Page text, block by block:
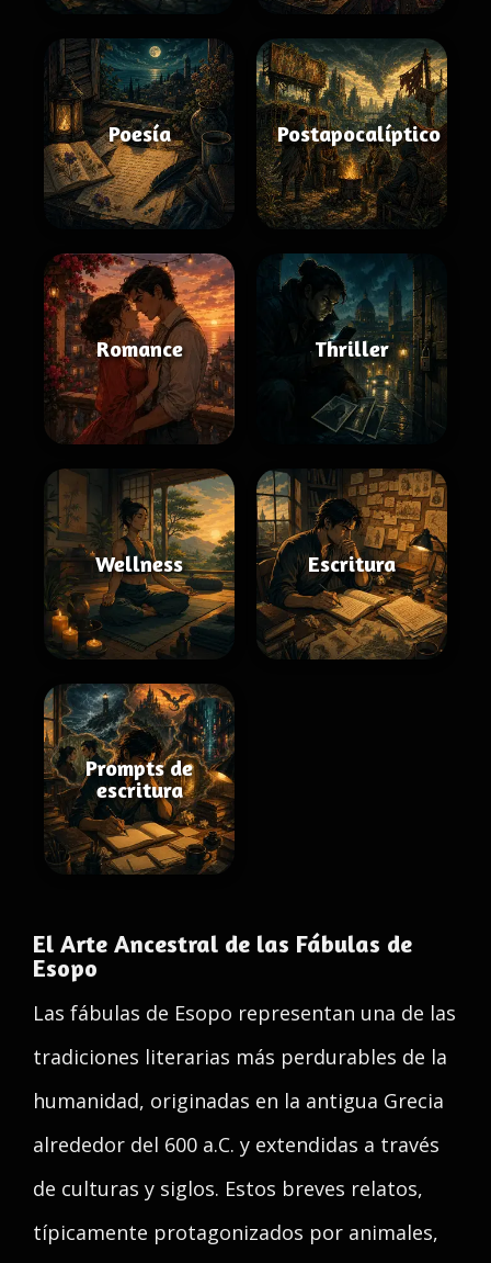
Poesía Postapocalíptico
Romance Thriller
Wellness Escritura
Prompts de
escritura
El Arte Ancestral de las Fábulas de
Esopo
Las fábulas de Esopo representan una de las
tradiciones literarias más perdurables de la
humanidad, originadas en la antigua Grecia
alrededor del 600 a.C. y extendidas a través
de culturas y siglos. Estos breves relatos,
típicamente protagonizados por animales,